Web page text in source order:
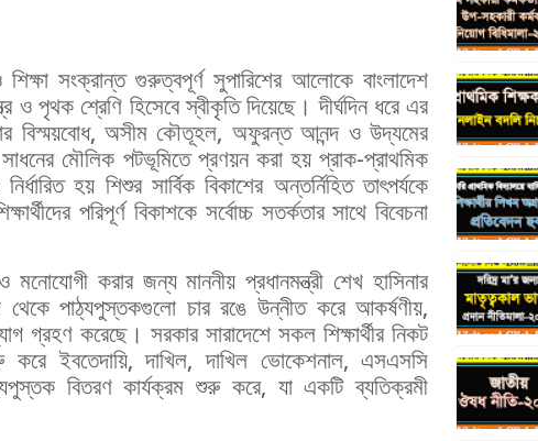
সংক্রান্ত গুরুত্বপূর্ণ সুপারিশের আলোকে বাংলাদেশ
ও পৃথক শ্রেণি হিসেবে স্বীকৃতি দিয়েছে। দীর্ঘদিন ধরে এর
বিস্ময়বোধ, অসীম কৌতূহল, অফুরন্ত আনন্দ ও উদ্যমের
মৌলিক পটভূমিতে প্রণয়ন করা হয় প্রাক-প্রাথমিক
হয় শিশুর সার্বিক বিকাশের অন্তর্নিহিত তাৎপর্যকে
পরিপূর্ণ বিকাশকে সর্বোচ্চ সতর্কতার সাথে বিবেচনা
করার জন্য মাননীয় প্রধানমন্ত্রী শেখ হাসিনার
পাঠ্যপুস্তকগুলো চার রঙে উন্নীত করে আকর্ষণীয়,
গ্রহণ করেছে। সরকার সারাদেশে সকল শিক্ষার্থীর নিকট
ইবতেদায়ি, দাখিল, দাখিল ভোকেশনাল, এসএসসি
বিতরণ কার্যক্রম শুরু করে, যা একটি ব্যতিক্রমী